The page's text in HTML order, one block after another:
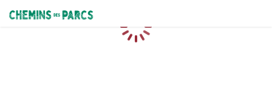
Chemins des Parcs
Caricamento